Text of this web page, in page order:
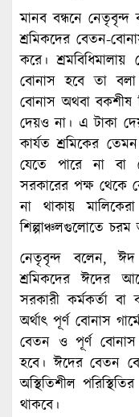
মানব বন্ধনে
শ্রমিকদের বেতন-
করে।
বোনাস হবে তা
বোনাস অথবা বকশীষ
দেয়ও না। এ টাকা
কার্যত শ্রমিকের
যেতে পারে না বা
সরকারের পক্ষ
না থাকায়
শিল্পাঞ্চলগুলোতে
নেতৃবৃন্দ বলেন,
শ্রমিকদের ঈদের
সরকারী কর্মকর্তা বা
অর্থাৎ পূর্ণ বোনাস
বেতন ও পূর্ণ
হবে। ঈদের বেতন
অস্থিতিশীল
থাকবে।